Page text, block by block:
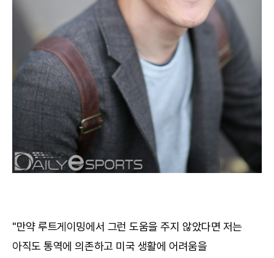
"만약 루트게이밍에서 그런 도움을 주지 않았다면 저는
아직도 통역에 의존하고 미국 생활에 어려움을